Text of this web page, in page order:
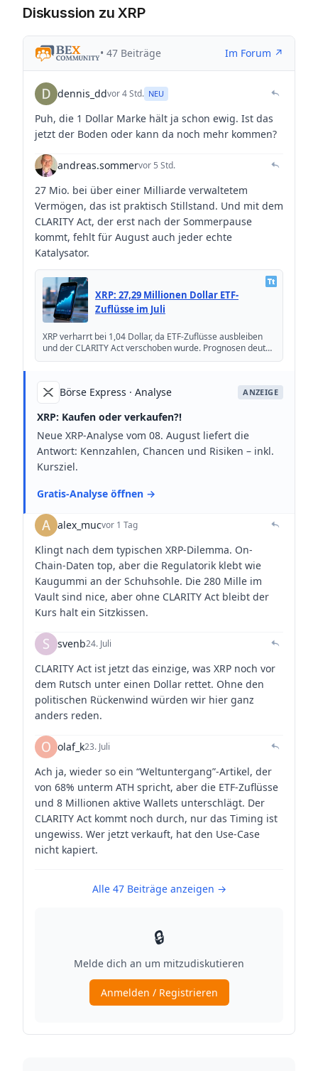
Diskussion zu XRP